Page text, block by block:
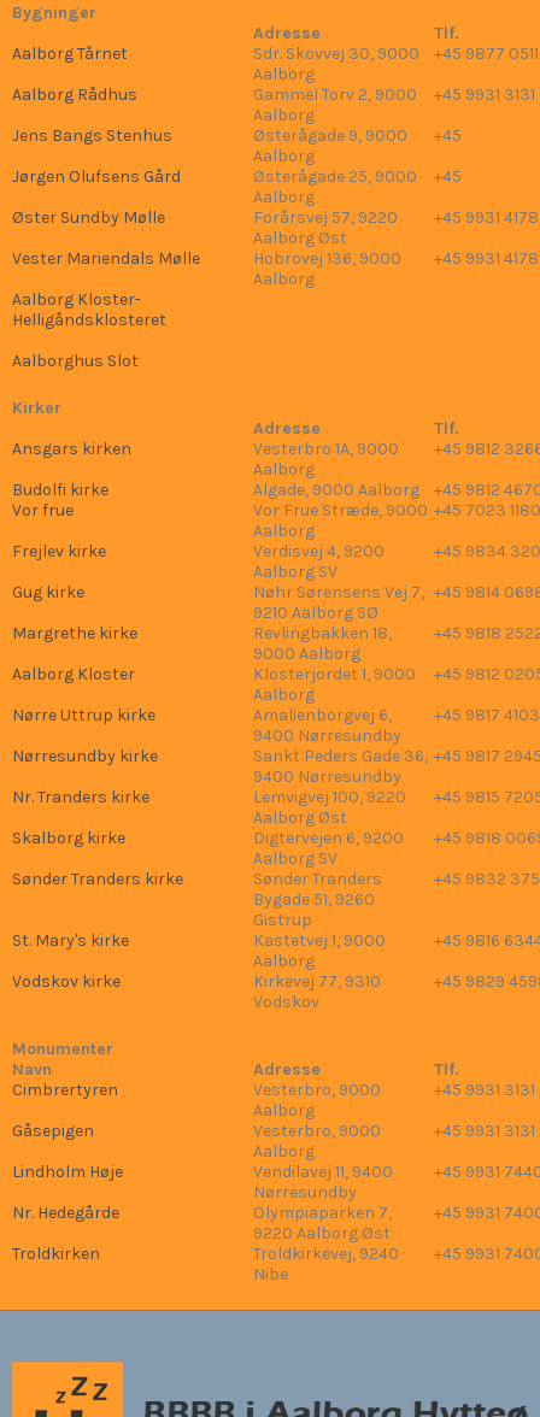
Bygninger
Adresse
Tlf.
Aalborg Tårnet
Sdr. Skovvej 30, 9000
Aalborg
+45 9877 0511
Aalborg Rådhus
Gammel Torv 2, 9000
Aalborg
+45 9931 3131
Jens Bangs Stenhus
Østerågade 9, 9000
Aalborg
+45
Jørgen Olufsens Gård
Østerågade 25, 9000
Aalborg
+45
Øster Sundby Mølle
Forårsvej 57, 9220
Aalborg Øst
+45 9931 4178
Vester Mariendals Mølle
Aalborg Kloster-
Helligåndsklosteret
Aalborghus Slot
Hobrovej 136, 9000
Aalborg
+45 9931 4178
Kirker
Adresse
Tlf.
Ansgars kirken
Vesterbro 1A, 9000
Aalborg
+45 9812
Budolfi kirke
Algade, 9000 Aalborg
+45 9812
Vor frue
Vor Frue Stræde, 9000
Aalborg
+45 7023 1180
Frejlev kirke
Verdisvej 4, 9200
Aalborg SV
+45 9834
Gug kirke
Nøhr Sørensens Vej 7,
9210 Aalborg SØ
+45 9814
Margrethe kirke
Revlingbakken 18,
9000 Aalborg
+45 9818
Aalborg Kloster
Klosterjordet 1, 9000
Aalborg
+45 9812
Nørre Uttrup kirke
Amalienborgvej 6,
9400 Nørresundby
+45 9817 4103
Nørresundby kirke
Sankt Peders Gade 36,
9400 Nørresundby
+45 9817
Nr. Tranders kirke
Lemvigvej 100, 9220
Aalborg Øst
+45 9815
Skalborg kirke
Digtervejen 6, 9200
Aalborg SV
+45 9818
Sønder Tranders kirke
Sønder Tranders
Bygade 51, 9260
Gistrup
+45 9832
St. Mary's kirke
Kastetvej 1, 9000
Aalborg
+45 9816
Vodskov kirke
Kirkevej 77, 9310
Vodskov
+45 9829
Monumenter
Navn
Adresse
Tlf.
Cimbrertyren
Vesterbro, 9000
Aalborg
+45 9931 3131
Gåsepigen
Vesterbro, 9000
Aalborg
+45 9931 3131
Lindholm Høje
Vendilavej 11, 9400
Nørresundby
+45 9931
Nr. Hedegårde
Olympiaparken 7,
9220 Aalborg Øst
+45 9931
Troldkirken
Troldkirkevej, 9240
Nibe
+45 9931